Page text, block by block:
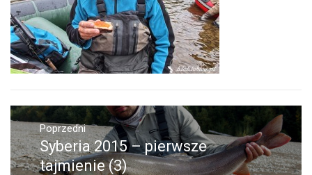
Nawigacja
wpisuPoprzedni
Poprzedni
wpis:
Syberia 2015 – pierwsze
tajmienie (3)